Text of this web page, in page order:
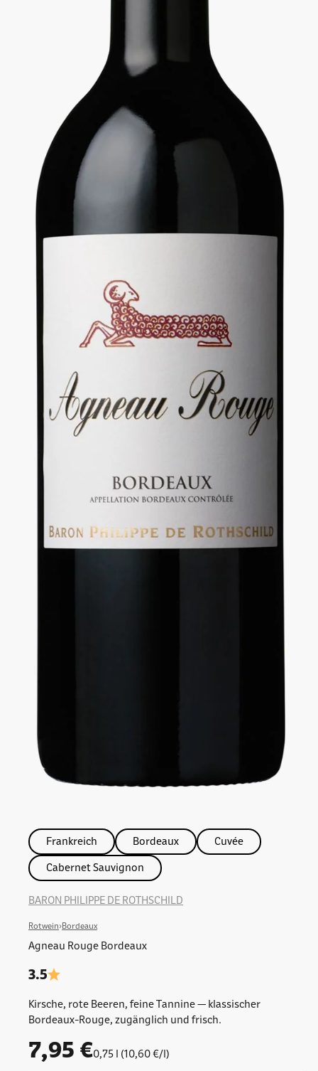
Frankreich Bordeaux Cuvée
Cabernet Sauvignon
BARON PHILIPPE DE ROTHSCHILD
Rotwein›Bordeaux
Agneau Rouge Bordeaux
3.5
Kirsche, rote Beeren, feine Tannine — klassischer
Bordeaux-Rouge, zugänglich und frisch.
Angebot
7,95 €0,75 l (10,60 €/l)